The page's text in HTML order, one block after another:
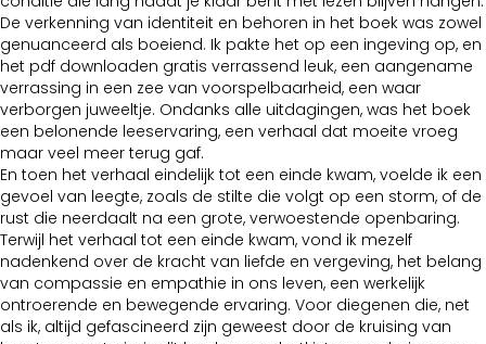
De verkenning van identiteit en behoren in het boek was zowel
genuanceerd als boeiend. Ik pakte het op een ingeving op, en
het pdf downloaden gratis verrassend leuk, een aangename
verrassing in een zee van voorspelbaarheid, een waar
verborgen juweeltje. Ondanks alle uitdagingen, was het boek
een belonende leeservaring, een verhaal dat moeite vroeg
maar veel meer terug gaf.
En toen het verhaal eindelijk tot een einde kwam, voelde ik een
gevoel van leegte, zoals de stilte die volgt op een storm, of de
rust die neerdaalt na een grote, verwoestende openbaring.
Terwijl het verhaal tot een einde kwam, vond ik mezelf
nadenkend over de kracht van liefde en vergeving, het belang
van compassie en empathie in ons leven, een werkelijk
ontroerende en bewegende ervaring. Voor diegenen die, net
als ik, altijd gefascineerd zijn geweest door de kruising van